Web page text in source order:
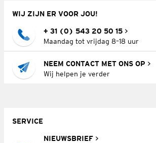
WIJ ZIJN ER VOOR JOU!
+ 31 (0) 543 20 50 15
Maandag tot vrijdag 8–18 uur
NEEM CONTACT MET ONS OP
Wij helpen je verder
SERVICE
NIEUWSBRIEF